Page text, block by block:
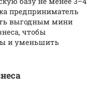
предприниматель
выгодным мини
чтобы
и уменьшить